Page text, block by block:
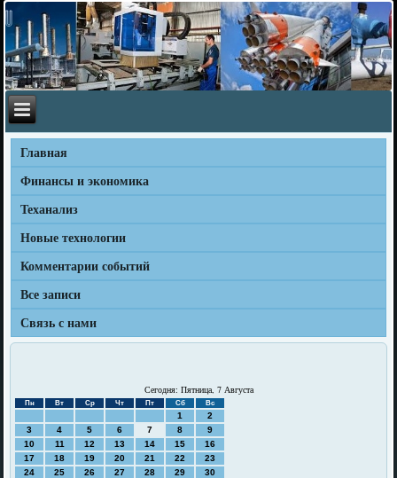
Главная
Финансы и экономика
Теханализ
Новые технологии
Комментарии событий
Все записи
Связь с нами
Сегодня: Пятница, 7 Августа
Пн Вт Ср Чт Пт Сб Вс
1
2
3
4 5 6 7 8
9
10
11 12 13 14 15
16
17
18 19 20 21 22
23
24
25 26 27 28 29
30